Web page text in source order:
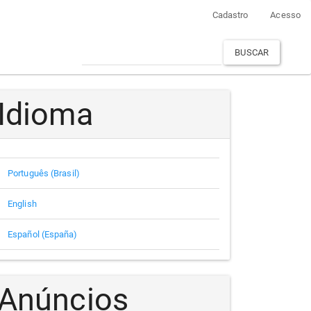
Cadastro Acesso
BUSCAR
Idioma
Português (Brasil)
English
Español (España)